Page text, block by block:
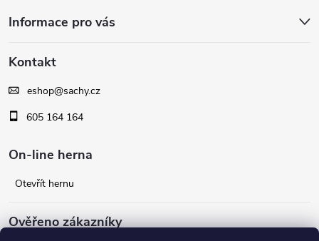
p
a
Informace pro vás
Kontakt
eshop@sachy.cz
605 164 164
On-line herna
Otevřít hernu
Ověřeno zákazníky